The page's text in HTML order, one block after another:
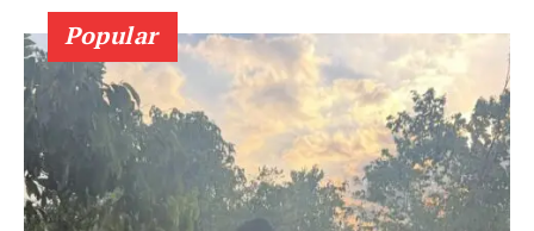
Popular